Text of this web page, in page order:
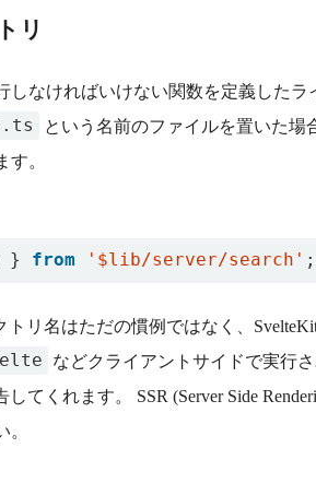
リ
しなければいけない関数を定義したラ
という名前のファイルを置いた場
。
} from '$lib/server/search' ;
トリ名はただの慣例ではなく、
などクライアントサイドで実行
てくれます。 SSR (Server Side